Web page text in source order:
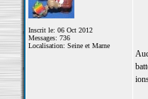
Inscrit le: 06 Oct 2012
Messages: 736
Localisation: Seine et Marne